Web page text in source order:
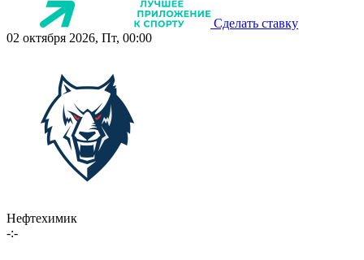
Сделать ставку
02 октября 2026, Пт, 00:00
Нефтехимик
-:-